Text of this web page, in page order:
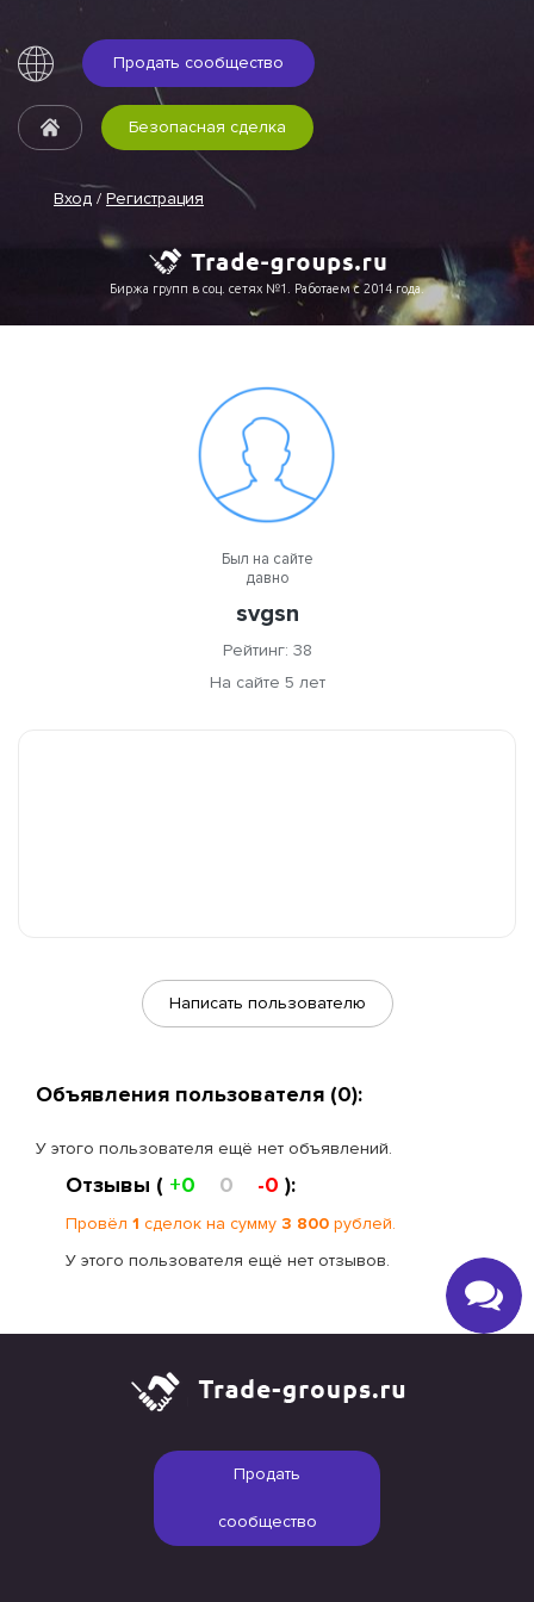
Продать сообщество
Вход / Регистрация
Безопасная сделка
Биржа групп в соц. сетях №1. Работаем с 2014 года.
Был на сайте
давно
svgsn
Рейтинг: 38
На сайте 5 лет
Написать пользователю
Объявления пользователя (0):
У этого пользователя ещё нет объявлений.
Отзывы ( +0 0 -0 ):
Провёл 1 сделок на сумму 3 800 рублей.
У этого пользователя ещё нет отзывов.
Продать
сообщество